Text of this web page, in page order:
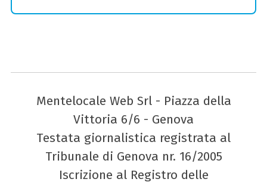
Mentelocale Web Srl - Piazza della
Vittoria 6/6 - Genova
Testata giornalistica registrata al
Tribunale di Genova nr. 16/2005
Iscrizione al Registro delle